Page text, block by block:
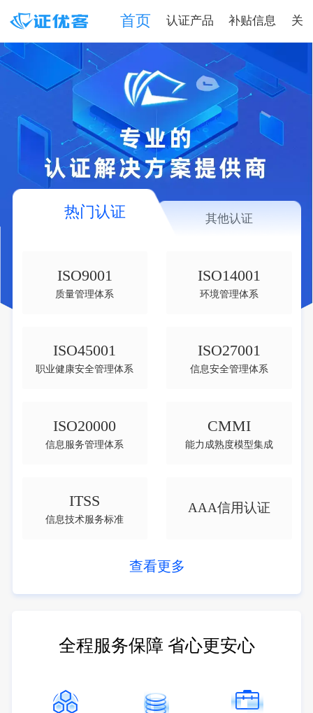
首页 认证产品 补贴信息 关
热门认证 其他认证
ISO9001
质量管理体系
ISO14001
环境管理体系
ISO45001
职业健康安全管理体系
ISO27001
信息安全管理体系
ISO20000
信息服务管理体系
CMMI
能力成熟度模型集成
ITSS
信息技术服务标准
AAA信用认证
查看更多
全程服务保障 省心更安心